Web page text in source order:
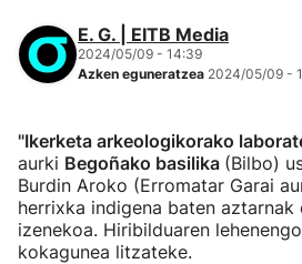
E. G. | EITB Media
2024/05/09 - 14:39
Azken eguneratzea 2024/05/09 -
"Ikerketa arkeologikorako
aurki Begoñako basilika (Bilbo)
Burdin Aroko (Erromatar Garai
herrixka indigena baten aztarnak
izenekoa. Hiribilduaren
kokagunea litzateke.